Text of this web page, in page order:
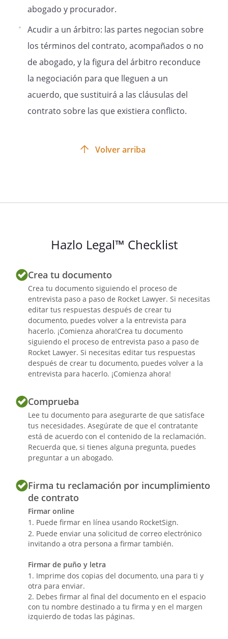
abogado y procurador.
Acudir a un árbitro: las partes negocian sobre
los términos del contrato, acompañados o no
de abogado, y la figura del árbitro reconduce
la negociación para que lleguen a un
acuerdo, que sustituirá a las cláusulas del
contrato sobre las que existiera conflicto.
Volver arriba
Hazlo Legal™ Checklist
Crea tu documento
Crea tu documento siguiendo el proceso de
entrevista paso a paso de Rocket Lawyer. Si necesitas
editar tus respuestas después de crear tu
documento, puedes volver a la entrevista para
hacerlo. ¡Comienza ahora!Crea tu documento
siguiendo el proceso de entrevista paso a paso de
Rocket Lawyer. Si necesitas editar tus respuestas
después de crear tu documento, puedes volver a la
entrevista para hacerlo. ¡Comienza ahora!
Comprueba
Lee tu documento para asegurarte de que satisface
tus necesidades. Asegúrate de que el contratante
está de acuerdo con el contenido de la reclamación.
Recuerda que, si tienes alguna pregunta, puedes
preguntar a un abogado.
Firma tu reclamación por incumplimiento
de contrato
Firmar online
Puede firmar en línea usando RocketSign.
Puede enviar una solicitud de correo electrónico
invitando a otra persona a firmar también.
Firmar de puño y letra
Imprime dos copias del documento, una para ti y
otra para enviar.
Debes firmar al final del documento en el espacio
con tu nombre destinado a tu firma y en el margen
izquierdo de todas las páginas.